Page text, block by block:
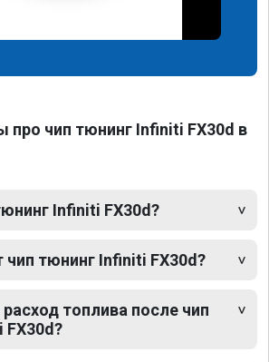
про чип тюнинг Infiniti FX30d в
Infiniti FX30d?
чип тюнинг Infiniti FX30d?
топлива после чип